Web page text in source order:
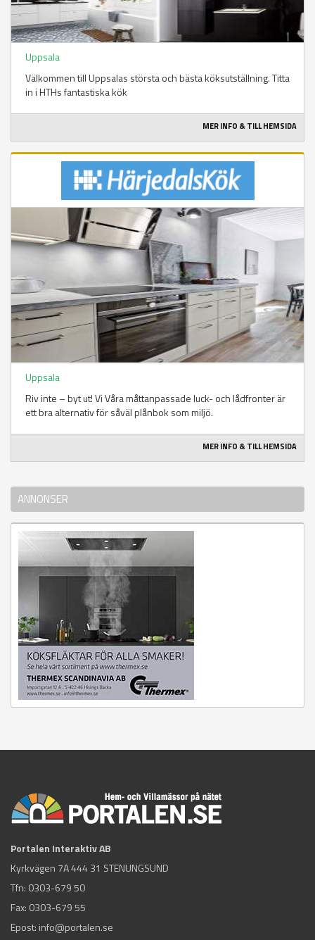
Uppsala
Välkommen till Uppsalas största och bästa köksutställning. Titta
in i HTHs fantastiska kök
MER INFO & TILL HEMSIDA
Uppsala
Riv inte – byt ut! Vi Våra måttanpassade luck- och lådfronter är
ett bra alternativ för såväl plånbok som miljö.
MER INFO & TILL HEMSIDA
ANNONSER
Portalen Interaktiv AB
Kyrkvägen 7A 444 31 STENUNGSUND
Tfn: 0303-679 50
Fax: 0303-679 55
Epost: info@portalen.se